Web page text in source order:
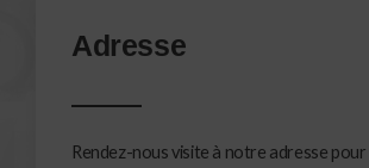
Adresse
Rendez-nous visite à notre adresse